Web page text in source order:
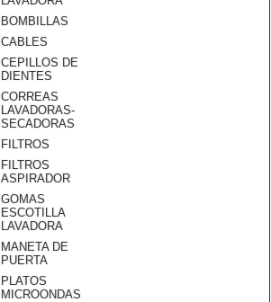
BOMBILLAS
CABLES
CEPILLOS DE
DIENTES
CORREAS
LAVADORAS-
SECADORAS
FILTROS
FILTROS
ASPIRADOR
GOMAS
ESCOTILLA
LAVADORA
MANETA DE
PUERTA
PLATOS
MICROONDAS